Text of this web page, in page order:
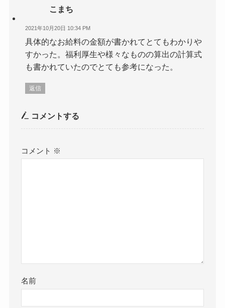
こまち
2021年10月20日 10:34 PM
具体的なお給料の金額が書かれてとてもわかりや
すかった。福利厚生や様々なものの算出の計算式
も書かれていたのでとても参考になった。
返信
コメントする
コメント ※
名前